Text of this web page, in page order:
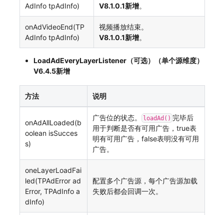
AdInfo tpAdInfo)
V8.1.0.1新增。
onAdVideoEnd(TP
AdInfo tpAdInfo)
视频播放结束。
V8.1.0.1新增。
LoadAdEveryLayerListener（可选）（单个源维度）
V6.4.5新增
方法 说明
onAdAllLoaded(b
oolean isSucces
s)
广告位的状态。 loadAd() 完毕后
用于判断是否有可用广告，true表
明有可用广告，false表明没有可用
广告。
oneLayerLoadFai
led(TPAdError ad
Error, TPAdInfo a
dInfo)
配置多个广告源，每个广告源加载
失败后都会回调一次。